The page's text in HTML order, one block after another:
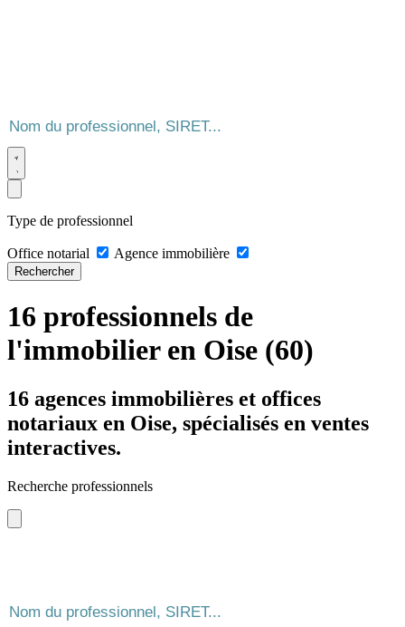
Type de professionnel
Office notarial Agence immobilière
Rechercher
16 professionnels de
l'immobilier en Oise (60)
16 agences immobilières et offices
notariaux en Oise, spécialisés en ventes
interactives.
Recherche professionnels